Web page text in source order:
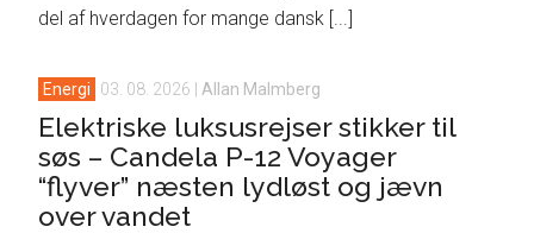
del af hverdagen for mange dansk [...]
Energi 03. 08. 2026 Allan Malmberg
Elektriske luksusrejser stikker til
søs – Candela P-12 Voyager
“flyver” næsten lydløst og jævn
over vandet